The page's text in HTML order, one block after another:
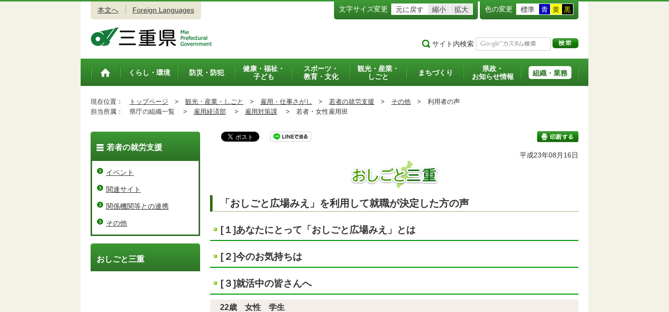
本文へ Foreign Languages 文字サイズ変更 元に戻す 縮小 拡大 色の変更 標準 青 黄 黒
サイト内検索
トップペ
くらし・環境 防災・防犯
健康・福祉・
子ども
スポーツ・
教育・文化
観光・産業・
しごと
まちづくり
県政・
お知らせ情報
組織・業務
現在位置： トップページ > 観光・産業・しごと > 雇用・仕事さがし > 若者の就労支援 > その他 > 利用者の声
担当所属：
県庁の組織一覧 > 雇用経済部 > 雇用対策課 > 若者・女性雇用班
平成23年08月16日
「おしごと広場みえ」を利用して就職が決定した方の声
[１]あなたにとって「おしごと広場みえ」とは
[２]今のお気持ちは
[３]就活中の皆さんへ
22歳 女性 学生
若者の就労支援
イベント
関連サイト
関係機関等との連携
その他
おしごと三重